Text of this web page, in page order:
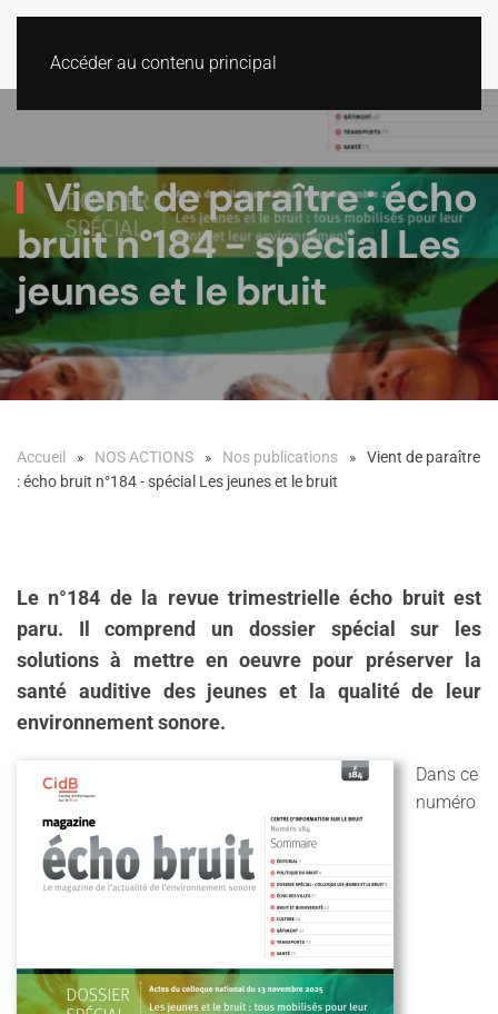
Accéder au contenu principal
Vient de paraître : écho
bruit n°184 - spécial Les
jeunes et le bruit
Accueil NOS ACTIONS Nos publications
Vient de paraître
: écho bruit n°184 - spécial Les jeunes et le bruit
Le n°184 de la revue trimestrielle écho bruit est
paru. Il comprend un dossier spécial sur les
solutions à mettre en oeuvre pour préserver la
santé auditive des jeunes et la qualité de leur
environnement sonore.
Dans ce
numéro